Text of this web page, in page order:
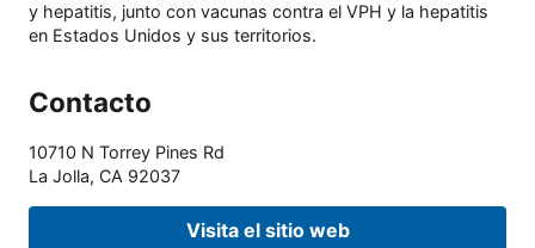
y hepatitis, junto con vacunas contra el VPH y la hepatitis
en Estados Unidos y sus territorios.
Contacto
10710 N Torrey Pines Rd
La Jolla, CA 92037
Visita el sitio web